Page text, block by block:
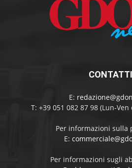
CONTATTI
E:
T: +39 051 082 87 98 (Lun-
Per informazioni sulla
E:
Per informazioni sugli